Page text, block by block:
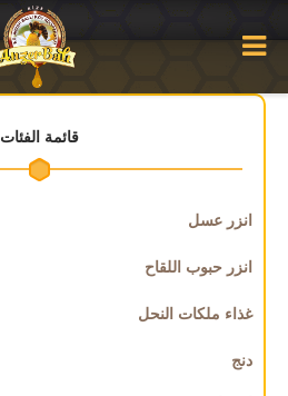
قائمة الفئات
انزر عسل
انزر حبوب اللقاح
غذاء ملكات النحل
دنج